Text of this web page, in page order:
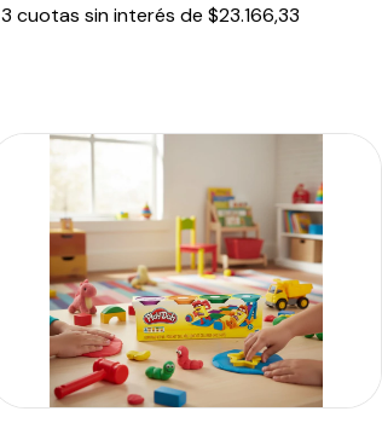
3 cuotas sin interés de$23.166,33